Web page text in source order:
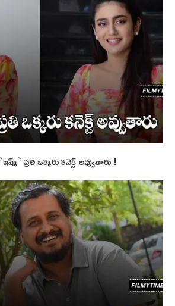
ప్రతి ఒక్కరు కనెక్ట్ అవ్వుతారు !